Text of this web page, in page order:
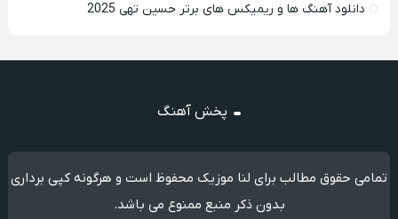
دانلود آهنگ ها و ریمیکس های برتر حسین تهی 2025
پخش آهنگ
تمامی حقوق مطالب برای لنا موزیک محفوظ است و هرگونه کپی برداری
بدون ذکر منبع ممنوع می باشد.